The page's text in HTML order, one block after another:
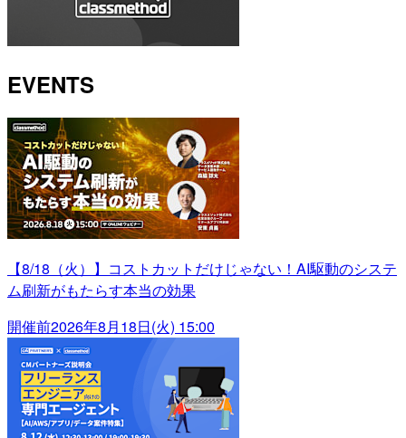
EVENTS
【8/18（火）】コストカットだけじゃない！AI駆動のシステ
ム刷新がもたらす本当の効果
開催前2026年8月18日(火) 15:00